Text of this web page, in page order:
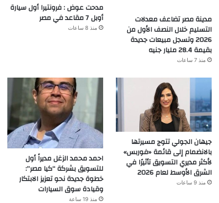
مدينة مصر تضاعف معدلات
التسليم خلال النصف الأول من
2026 وتسجل مبيعات جديدة
بقيمة 28.4 مليار جنيه
منذ 7 ساعات
مدحت عوض : فرونتيرا أول سيارة
أوبل 7 مقاعد في مصر
منذ 8 ساعات
جيهان الجولي تتوج مسيرتها
بالانضمام إلى قائمة «فوربس»
لأكثر مديري التسويق تأثيرًا في
الشرق الأوسط لعام 2026
منذ 9 ساعات
احمد محمد الزغل مديراً أول
للتسويق بشركة “كيا مصر”:
خطوة جديدة نحو تعزيز الابتكار
وقيادة سوق السيارات
منذ 19 ساعة